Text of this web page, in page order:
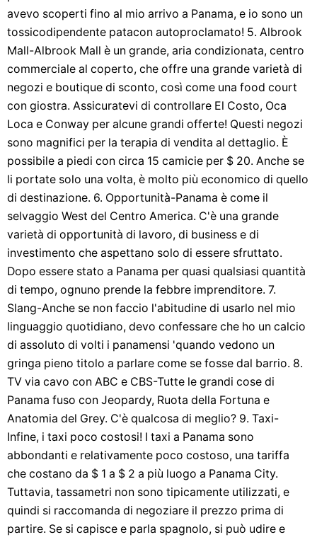
avevo scoperti fino al mio arrivo a Panama, e io sono un
tossicodipendente patacon autoproclamato! 5. Albrook
Mall-Albrook Mall è un grande, aria condizionata, centro
commerciale al coperto, che offre una grande varietà di
negozi e boutique di sconto, così come una food court
con giostra. Assicuratevi di controllare El Costo, Oca
Loca e Conway per alcune grandi offerte! Questi negozi
sono magnifici per la terapia di vendita al dettaglio. È
possibile a piedi con circa 15 camicie per $ 20. Anche se
li portate solo una volta, è molto più economico di quello
di destinazione. 6. Opportunità-Panama è come il
selvaggio West del Centro America. C'è una grande
varietà di opportunità di lavoro, di business e di
investimento che aspettano solo di essere sfruttato.
Dopo essere stato a Panama per quasi qualsiasi quantità
di tempo, ognuno prende la febbre imprenditore. 7.
Slang-Anche se non faccio l'abitudine di usarlo nel mio
linguaggio quotidiano, devo confessare che ho un calcio
di assoluto di volti i panamensi 'quando vedono un
gringa pieno titolo a parlare come se fosse dal barrio. 8.
TV via cavo con ABC e CBS-Tutte le grandi cose di
Panama fuso con Jeopardy, Ruota della Fortuna e
Anatomia del Grey. C'è qualcosa di meglio? 9. Taxi-
Infine, i taxi poco costosi! I taxi a Panama sono
abbondanti e relativamente poco costoso, una tariffa
che costano da $ 1 a $ 2 a più luogo a Panama City.
Tuttavia, tassametri non sono tipicamente utilizzati, e
quindi si raccomanda di negoziare il prezzo prima di
partire. Se si capisce e parla spagnolo, si può udire e